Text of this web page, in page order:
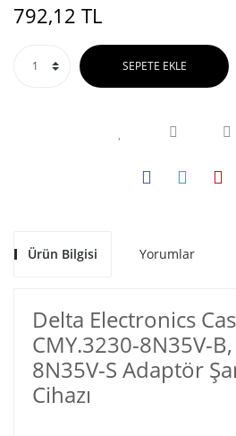
792,12 TL
SEPETE EKLE
Ürün Bilgisi Yorumlar
Delta Electronics
CMY.3230-8N35V-
8N35V-S Adaptör
Cihazı